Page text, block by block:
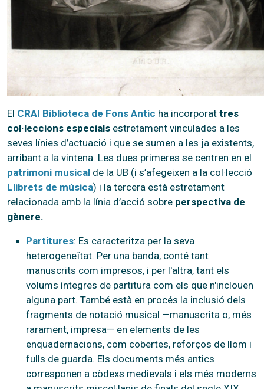
El CRAI Biblioteca de Fons Antic ha incorporat tres
col·leccions especials estretament vinculades a les
seves línies d’actuació i que se sumen a les ja existents,
arribant a la vintena. Les dues primeres se centren en el
patrimoni musical de la UB (i s’afegeixen a la col·lecció
Llibrets de música) i la tercera està estretament
relacionada amb la línia d’acció sobre perspectiva de
gènere.
Partitures: Es caracteritza per la seva
heterogeneïtat. Per una banda, conté tant
manuscrits com impresos, i per l'altra, tant els
volums íntegres de partitura com els que n'inclouen
alguna part. També està en procés la inclusió dels
fragments de notació musical —manuscrita o, més
rarament, impresa— en elements de les
enquadernacions, com cobertes, reforços de llom i
fulls de guarda. Els documents més antics
corresponen a còdexs medievals i els més moderns